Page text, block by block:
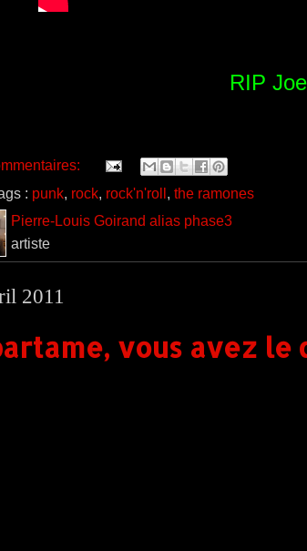
RIP
: punk, rock, rock'n'roll, the ramones
Pierre-Louis Goirand alias phase3
artiste
2011
vous avez le